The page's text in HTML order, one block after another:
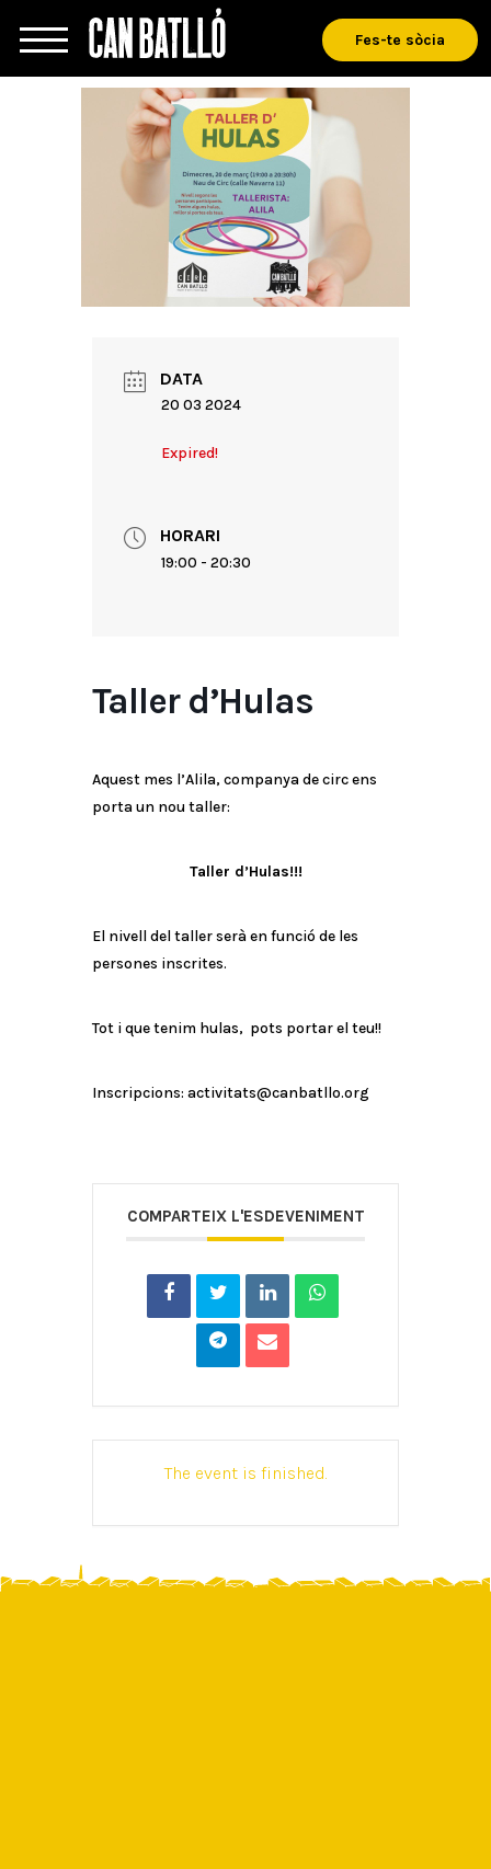
Fes-te sòcia
DATA
20 03 2024
Expired!
HORARI
19:00 - 20:30
Taller d’Hulas
Aquest mes l’Alila, companya de circ ens
porta un nou taller:
Taller d’Hulas!!!
El nivell del taller serà en funció de les
persones inscrites.
Tot i que tenim hulas, pots portar el teu!!
Inscripcions: activitats@canbatllo.org
COMPARTEIX L'ESDEVENIMENT
The event is finished.